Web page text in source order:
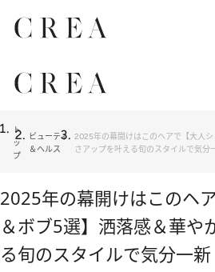
ト
ッ
プ
ビューティ
＆ヘルス
2025年の幕開けはこのヘアで【大人
さアップを叶える旬のスタイルで気分
2025年の幕開けはこのヘ
＆ボブ5選】洒落感＆華や
る旬のスタイルで気分一新